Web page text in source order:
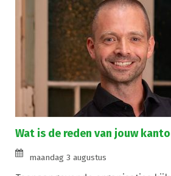
Wat is de reden van jouw
maandag 3 augustus